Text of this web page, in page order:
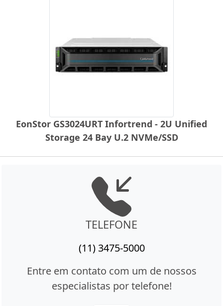
EonStor GS3024URT Infortrend - 2U Unified
Storage 24 Bay U.2 NVMe/SSD
TELEFONE
(11) 3475-5000
Entre em contato com um de nossos
especialistas por telefone!